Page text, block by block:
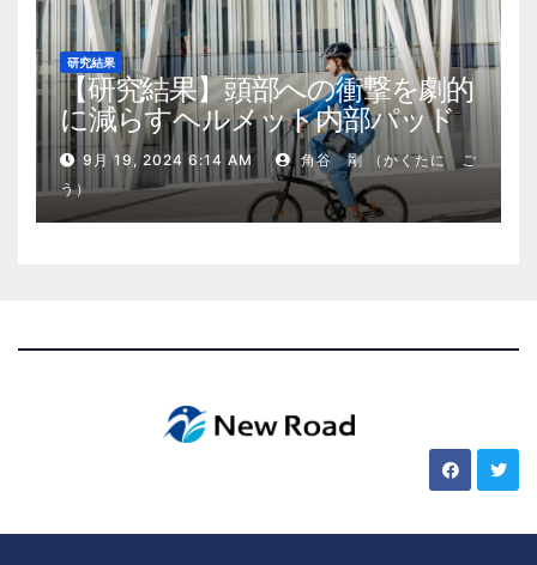
研究結果
【研究結果】頭部への衝撃を劇的
に減らすヘルメット内部パッド
9月 19, 2024 6:14 AM
角谷 剛 （かくたに ご
う）